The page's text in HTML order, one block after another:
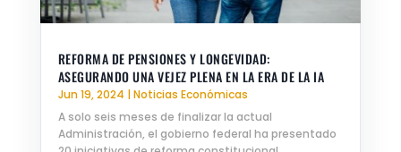
REFORMA DE PENSIONES Y LONGEVIDAD:
ASEGURANDO UNA VEJEZ PLENA EN LA ERA DE LA IA
Jun 19, 2024 |Noticias Económicas
A solo seis meses de finalizar la actual
Administración, el gobierno federal ha presentado